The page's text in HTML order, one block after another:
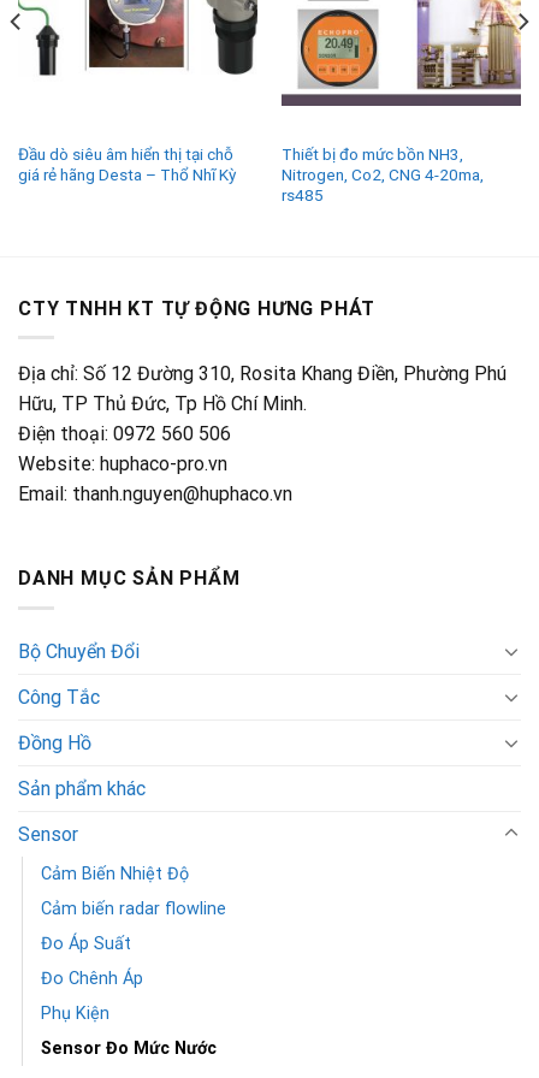
Đầu dò siêu âm hiển thị tại chỗ
giá rẻ hãng Desta – Thổ Nhĩ Kỳ
Thiết bị đo mức bồn NH3,
Nitrogen, Co2, CNG 4-20ma,
rs485
CTY TNHH KT TỰ ĐỘNG HƯNG PHÁT
Địa chỉ: Số 12 Đường 310, Rosita Khang Điền, Phường Phú
Hữu, TP Thủ Đức, Tp Hồ Chí Minh.
Điện thoại: 0972 560 506
Website: huphaco-pro.vn
Email: thanh.nguyen@huphaco.vn
DANH MỤC SẢN PHẨM
Bộ Chuyển Đổi
Công Tắc
Đồng Hồ
Sản phẩm khác
Sensor
Cảm Biến Nhiệt Độ
Cảm biến radar flowline
Đo Áp Suất
Đo Chênh Áp
Phụ Kiện
Sensor Đo Mức Nước